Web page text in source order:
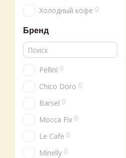
Холодный кофе 0
Бренд
Pellini 0
Chico Doro 0
Barsel 0
Mocca Fix 0
Le Cafe 0
Minelly 0